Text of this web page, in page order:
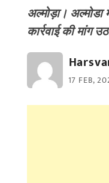
अल्मोड़ा। अल्मोडा
कार्रवाई की मांग
17 FEB,